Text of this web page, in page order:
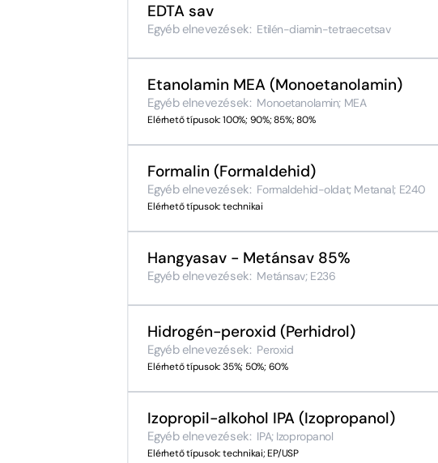
EDTA sav
Egyéb elnevezések: Etilén-diamin-tetraecetsav
Etanolamin MEA (Monoetanolamin)
Egyéb elnevezések: Monoetanolamin; MEA
Elérhető típusok: 100%; 90%; 85%; 80%
Formalin (Formaldehid)
Egyéb elnevezések: Formaldehid-oldat; Metanal; E240
Elérhető típusok: technikai
Hangyasav - Metánsav 85%
Egyéb elnevezések: Metánsav; E236
Hidrogén-peroxid (Perhidrol)
Egyéb elnevezések: Peroxid
Elérhető típusok: 35%; 50%; 60%
Izopropil-alkohol IPA (Izopropanol)
Egyéb elnevezések: IPA; Izopropanol
Elérhető típusok: technikai; EP/USP